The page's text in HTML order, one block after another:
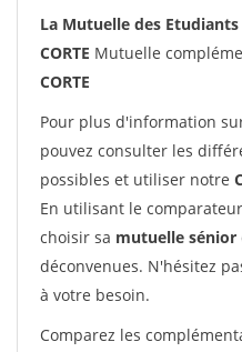
La Mutuelle des
CORTE Mutuelle
CORTE
Pour plus d'information
pouvez consulter les
possibles et utiliser notre
En utilisant le
choisir sa mutuelle sénior
déconvenues. N'hésitez
à votre besoin.
Comparez les